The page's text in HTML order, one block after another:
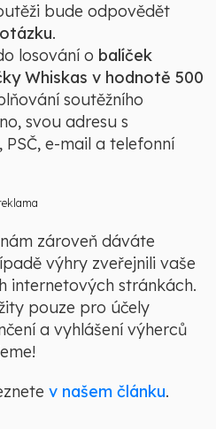
bude odpovědět
.
losování o balíček
Whiskas v hodnotě 500
soutěžního
svou adresu s
e-mail a telefonní
zároveň dáváte
výhry zveřejnili vaše
internetových stránkách.
pouze pro účely
a vyhlášení výherců
v našem článku.